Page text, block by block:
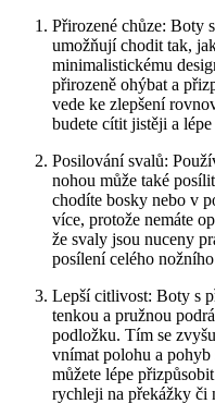
Přirozené⁢ chůze: Boty
umožňují chodit tak,
minimalistickému
přirozeně ohýbat a
vede ke zlepšení
budete cítit‌ jistěji a
Posilování‌ svalů:
nohou může také‌
chodíte bosky nebo v‍
více, protože nemáte
že svaly jsou⁣ nuceny
posílení celého
Lepší citlivost: Boty s
tenkou a‍ pružnou
podložku. Tím ​se
vnímat polohu‌ a
můžete ‍lépe
rychleji na překážky či